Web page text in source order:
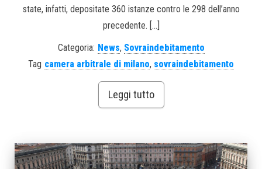
state, infatti, depositate 360 istanze contro le 298 dell’anno
precedente. […]
Categoria: News, Sovraindebitamento
Tag camera arbitrale di milano, sovraindebitamento
Leggi tutto